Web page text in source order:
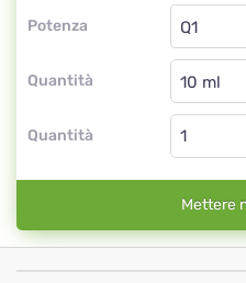
Potenza
Gocce
Q1
Quantità
Gocce
Quantità
Mettere